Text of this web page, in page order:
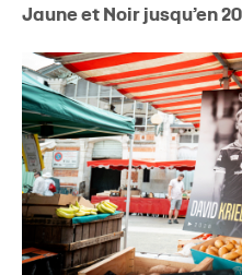
Jaune et Noir jusqu’en